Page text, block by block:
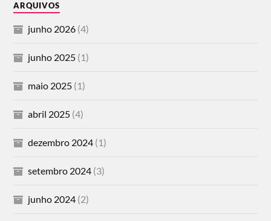
ARQUIVOS
junho 2026 (4)
junho 2025 (1)
maio 2025 (1)
abril 2025 (4)
dezembro 2024 (1)
setembro 2024 (3)
junho 2024 (2)